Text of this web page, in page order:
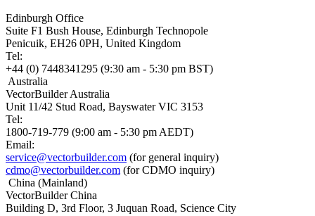
Edinburgh Office
Suite F1 Bush House, Edinburgh Technopole
Penicuik, EH26 0PH, United Kingdom
Tel:
+44 (0) 7448341295 (9:30 am - 5:30 pm BST)
Australia
VectorBuilder Australia
Unit 11/42 Stud Road, Bayswater VIC 3153
Tel:
1800-719-779 (9:00 am - 5:30 pm AEDT)
Email:
service@vectorbuilder.com (for general inquiry)
cdmo@vectorbuilder.com (for CDMO inquiry)
China (Mainland)
VectorBuilder China
Building D, 3rd Floor, 3 Juquan Road, Science City